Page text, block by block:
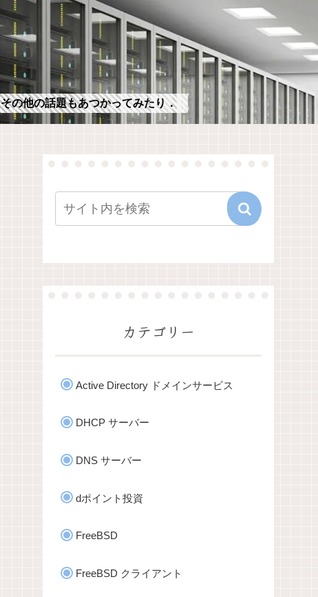
の他の話題もあつかってみたり．
カテゴリー
Active Directory ドメインサービス
DHCP サーバー
DNS サーバー
dポイント投資
FreeBSD
FreeBSD クライアント